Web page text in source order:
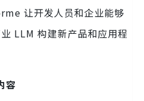
让开发人员和企业能够
LLM 构建新产品和应用程
容